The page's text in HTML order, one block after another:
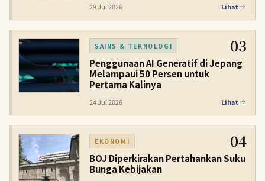
29 Jul 2026 Lihat
SAINS & TEKNOLOGI 03
Penggunaan AI Generatif di Jepang
Melampaui 50 Persen untuk
Pertama Kalinya
24 Jul 2026 Lihat
EKONOMI 04
BOJ Diperkirakan Pertahankan Suku
Bunga Kebijakan